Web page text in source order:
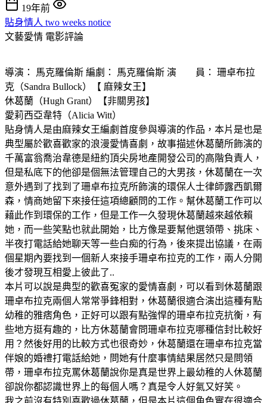
19年前
貼身情人 two weeks notice
文藝愛情 電影評論
導演： 馬克羅倫斯 編劇： 馬克羅倫斯 演 員： 珊卓布拉
克（Sandra Bullock）【 麻辣女王】
休葛蘭（Hugh Grant）【非關男孩】
愛莉西亞韋特（Alicia Witt）
貼身情人是由麻辣女王編劇首度參與導演的作品，本片是也是
典型屬於歡喜歡家的浪漫愛情喜劇，故事描述休葛蘭所飾演的
千萬富翁喬治韋德是紐約頂尖房地產開發公司的高階負責人，
但是私底下的他卻是個無法管理自己的大男孩，休葛蘭在一次
意外遇到了找到了珊卓布拉克所飾演的環保人士律師露西凱爾
森，情商她留下來接任這項總顧問的工作。幫休葛蘭工作可以
藉此作到環保的工作，但是工作一久發現休葛蘭越來越依賴
她，而一些笑點也就此開始，比方像是要幫他選領帶、挑床、
半夜打電話給她聊天等一些白痴的行為，後來提出協議，在兩
個星期內要找到一個新人來接手珊卓布拉克的工作，兩人分開
後才發現互相愛上彼此了..
本片可以說是典型的歡喜冤家的愛情喜劇，可以看到休葛蘭跟
珊卓布拉克兩個人常常爭鋒相對，休葛蘭很適合演出這種有點
幼稚的雅痞角色，正好可以跟有點強悍的珊卓布拉克抗衡，有
些地方挺有趣的，比方休葛蘭會問珊卓布拉克哪種信封比較好
用？然後好用的比較方式也很奇妙，休葛蘭還在珊卓布拉克當
伴娘的婚禮打電話給她，問她有什麼事情結果居然只是問領
帶，珊卓布拉克罵休葛蘭說你是真是世界上最幼稚的人休葛蘭
卻說你都認識世界上的每個人嗎？真是令人好氣又好笑。
我之前沒有特別喜歡過休葛蘭，但是本片這個角色實在很適合